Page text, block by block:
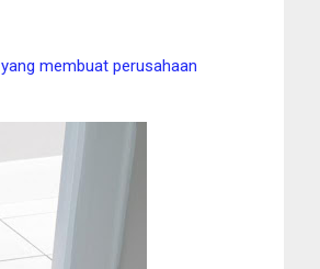
membuat perusahaan